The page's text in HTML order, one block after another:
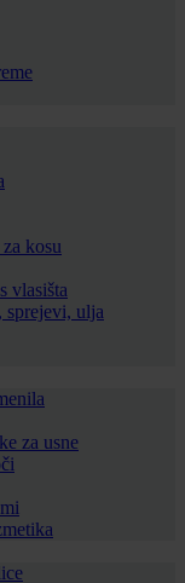
kosu
vlasišta
sprejevi, ulja
za usne